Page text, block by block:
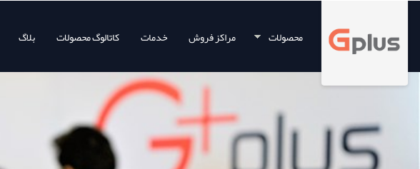
محصولات مراکز فروش خدمات کاتالوگ محصولات بلاگ